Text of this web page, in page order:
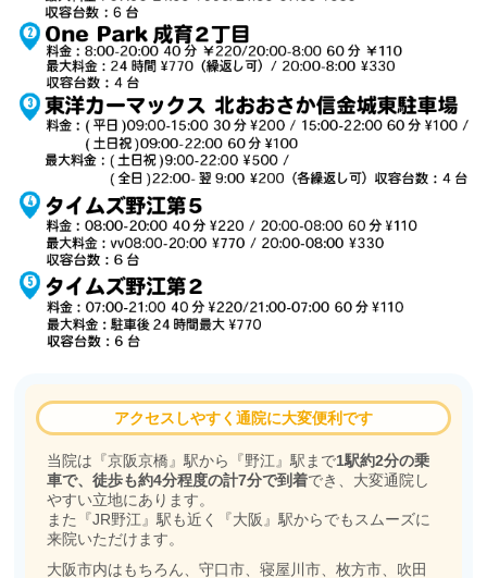
アクセスしやすく通院に大変便利です
当院は『京阪京橋』駅から『野江』駅まで1駅約2分の乗
車で、徒歩も約4分程度の計7分で到着でき、大変通院し
やすい立地にあります。
また『JR野江』駅も近く『大阪』駅からでもスムーズに
来院いただけます。
大阪市内はもちろん、守口市、寝屋川市、枚方市、吹田